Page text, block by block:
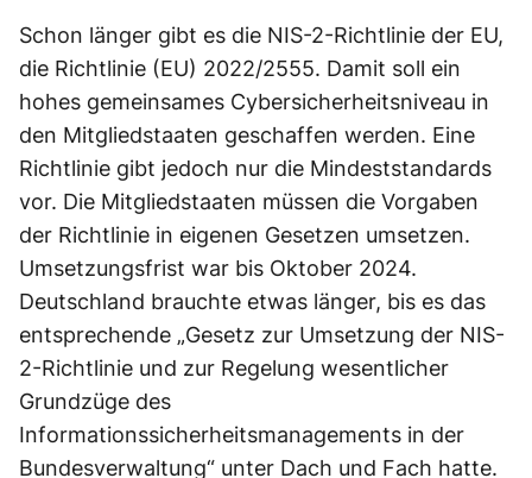
Schon länger gibt es die NIS-2-Richtlinie der EU,
die Richtlinie (EU) 2022/2555. Damit soll ein
hohes gemeinsames Cybersicherheitsniveau in
den Mitgliedstaaten geschaffen werden. Eine
Richtlinie gibt jedoch nur die Mindeststandards
vor. Die Mitgliedstaaten müssen die Vorgaben
der Richtlinie in eigenen Gesetzen umsetzen.
Umsetzungsfrist war bis Oktober 2024.
Deutschland brauchte etwas länger, bis es das
entsprechende „Gesetz zur Umsetzung der NIS-
2-Richtlinie und zur Regelung wesentlicher
Grundzüge des
Informationssicherheitsmanagements in der
Bundesverwaltung“ unter Dach und Fach hatte.